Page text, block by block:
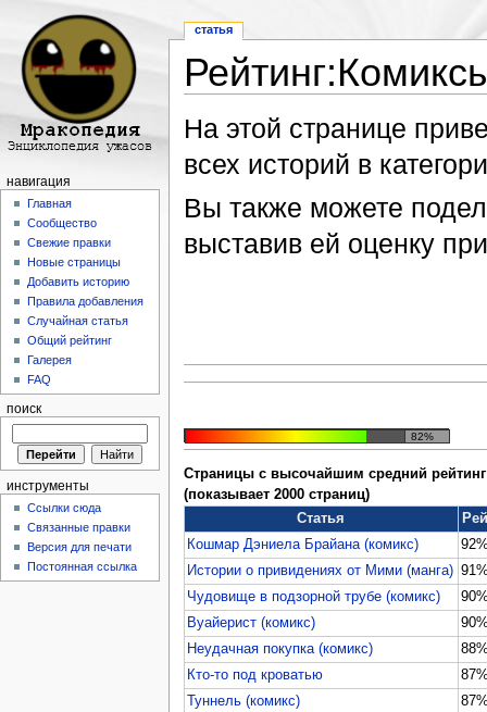
На этой странице
всех историй в
Вы также можете
выставив ей оценку
82%
Страницы с высочайшим средний
(показывает 2000 страниц)
Статья
Кошмар Дэниела Брайана (комикс)
Истории о привидениях от Мими (манга)
Чудовище в подзорной трубе (комикс)
Вуайерист (комикс)
Неудачная покупка (комикс)
Кто-то под кроватью
Туннель (комикс)
статья
навигация
Главная
Сообщество
Свежие правки
Новые страницы
Добавить историю
Правила добавления
Случайная статья
Общий рейтинг
Галерея
FAQ
поиск
инструменты
Ссылки сюда
Связанные правки
Версия для печати
Постоянная ссылка